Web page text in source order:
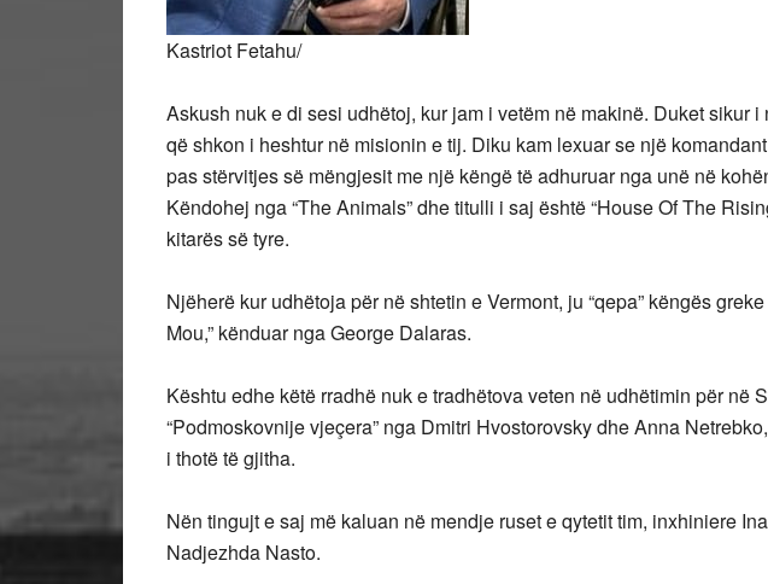
Kastriot Fetahu/
Askush nuk e di sesi udhëtoj, kur jam i vetëm në makinë. Duket sikur
që shkon i heshtur në misionin e tij. Diku kam lexuar se një
pas stërvitjes së mëngjesit me një këngë të adhuruar nga unë në
Këndohej nga “The Animals” dhe titulli i saj është “House Of The
kitarës së tyre.
Njëherë kur udhëtoja për në shtetin e Vermont, ju “qepa” këngës
Mou,” kënduar nga George Dalaras.
Kështu edhe këtë rradhë nuk e tradhëtova veten në udhëtimin për në
“Podmoskovnije vjeçera” nga Dmitri Hvostorovsky dhe Anna
i thotë të gjitha.
Nën tingujt e saj më kaluan në mendje ruset e qytetit tim, inxhiniere
Nadjezhda Nasto.